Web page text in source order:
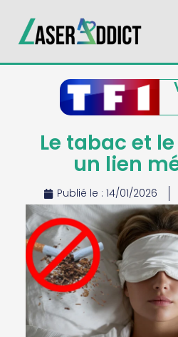
Le tabac et
un lien
Publié le : 14/01/2026